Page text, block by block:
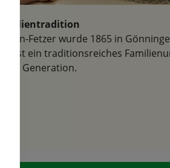
Familientradition
Samen-Fetzer wurde 1865 in
und ist ein traditionsreiches
der 6. Generation.